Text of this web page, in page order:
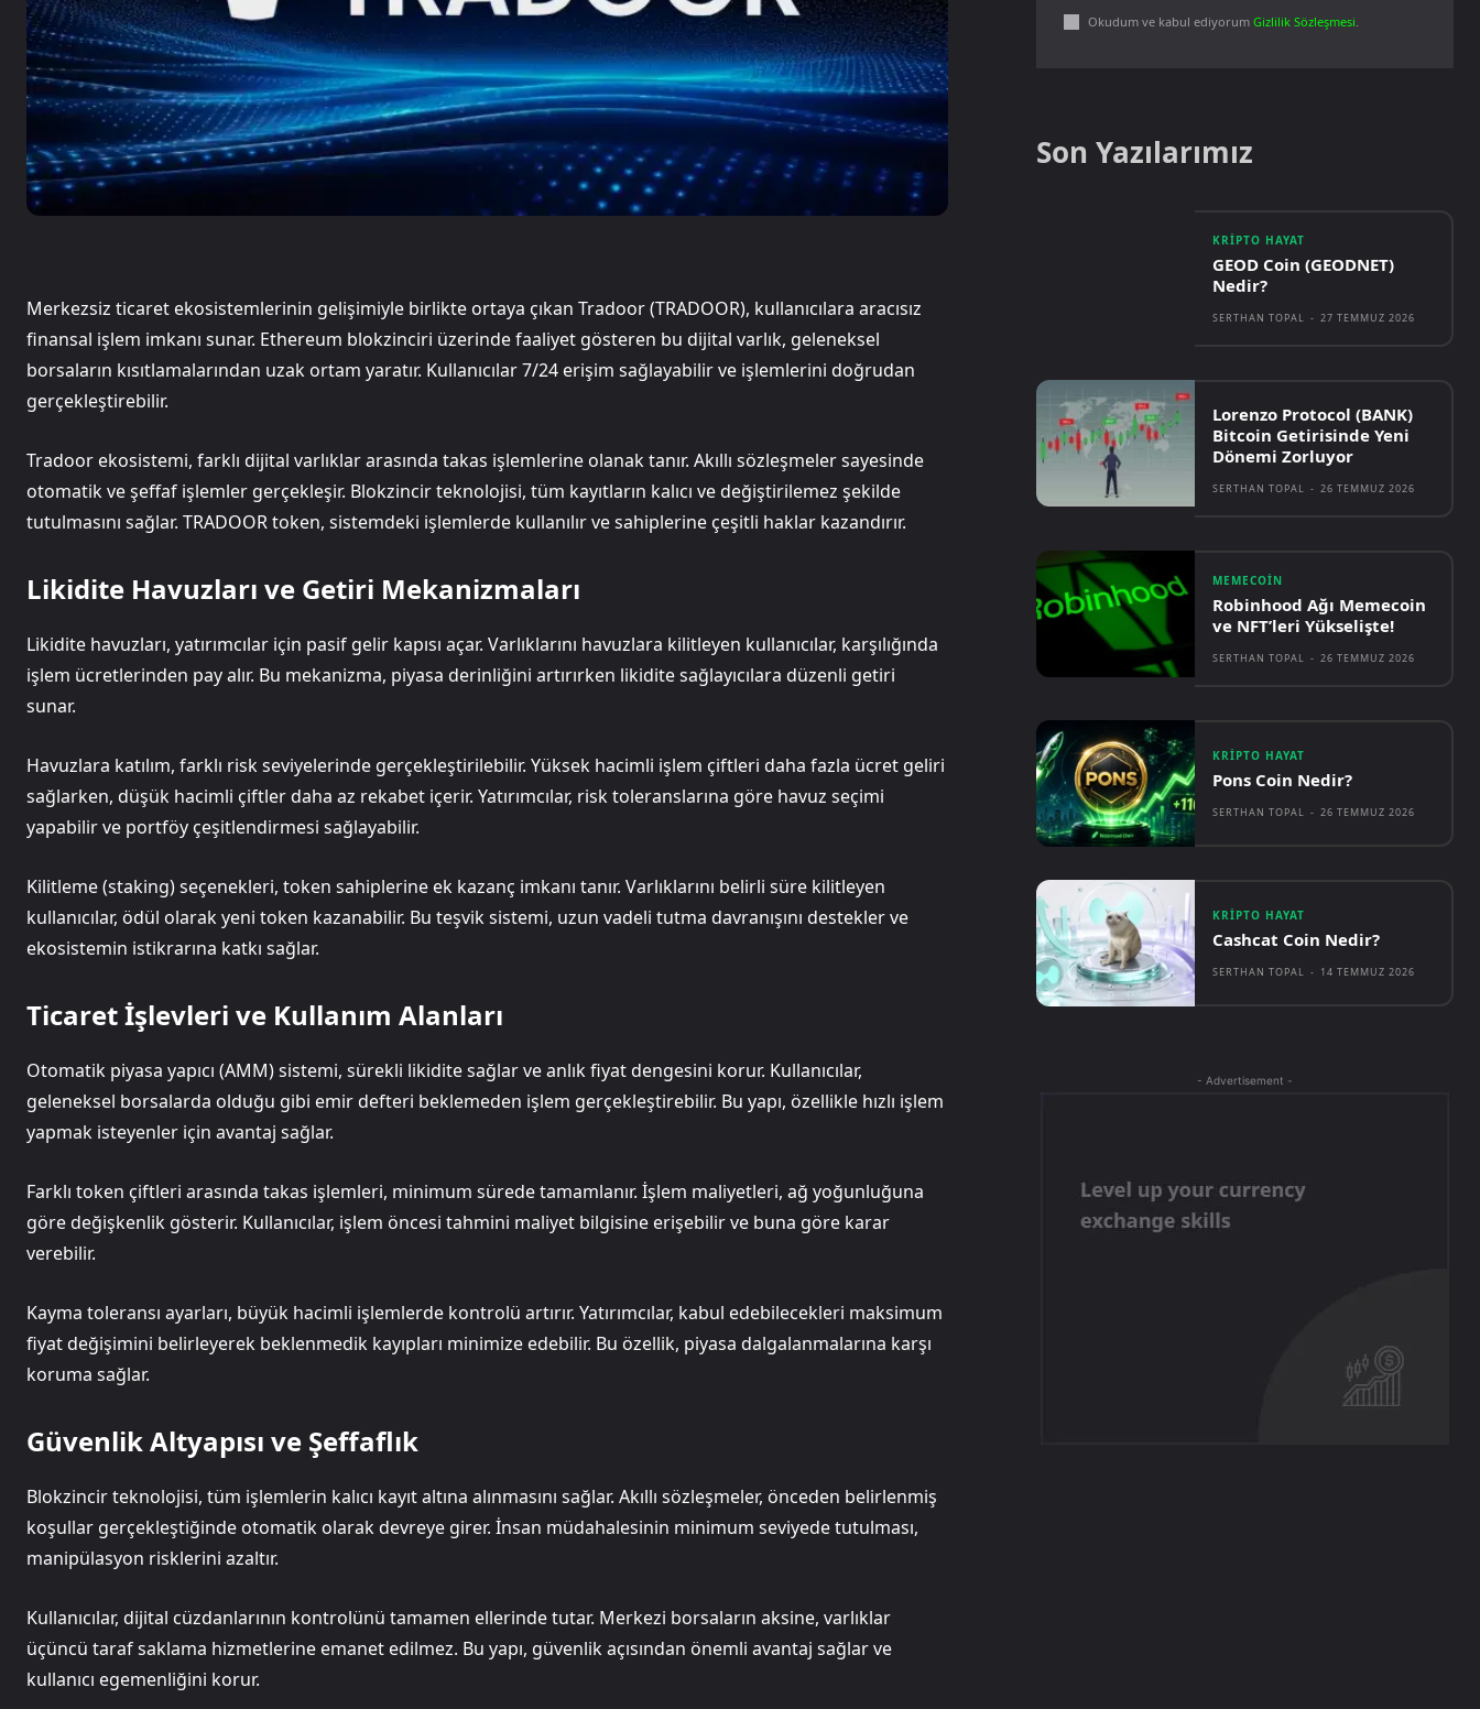
Merkezsiz ticaret ekosistemlerinin gelişimiyle birlikte ortaya çıkan Tradoor (TRADOOR), kullanıcılara aracısız
finansal işlem imkanı sunar. Ethereum blokzinciri üzerinde faaliyet gösteren bu dijital varlık, geleneksel
borsaların kısıtlamalarından uzak ortam yaratır. Kullanıcılar 7/24 erişim sağlayabilir ve işlemlerini doğrudan
gerçekleştirebilir.
Tradoor ekosistemi, farklı dijital varlıklar arasında takas işlemlerine olanak tanır. Akıllı sözleşmeler sayesinde
otomatik ve şeffaf işlemler gerçekleşir. Blokzincir teknolojisi, tüm kayıtların kalıcı ve değiştirilemez şekilde
tutulmasını sağlar. TRADOOR token, sistemdeki işlemlerde kullanılır ve sahiplerine çeşitli haklar kazandırır.
Likidite Havuzları ve Getiri Mekanizmaları
Likidite havuzları, yatırımcılar için pasif gelir kapısı açar. Varlıklarını havuzlara kilitleyen kullanıcılar, karşılığında
işlem ücretlerinden pay alır. Bu mekanizma, piyasa derinliğini artırırken likidite sağlayıcılara düzenli getiri
sunar.
Havuzlara katılım, farklı risk seviyelerinde gerçekleştirilebilir. Yüksek hacimli işlem çiftleri daha fazla ücret geliri
sağlarken, düşük hacimli çiftler daha az rekabet içerir. Yatırımcılar, risk toleranslarına göre havuz seçimi
yapabilir ve portföy çeşitlendirmesi sağlayabilir.
Kilitleme (staking) seçenekleri, token sahiplerine ek kazanç imkanı tanır. Varlıklarını belirli süre kilitleyen
kullanıcılar, ödül olarak yeni token kazanabilir. Bu teşvik sistemi, uzun vadeli tutma davranışını destekler ve
ekosistemin istikrarına katkı sağlar.
Ticaret İşlevleri ve Kullanım Alanları
Otomatik piyasa yapıcı (AMM) sistemi, sürekli likidite sağlar ve anlık fiyat dengesini korur. Kullanıcılar,
geleneksel borsalarda olduğu gibi emir defteri beklemeden işlem gerçekleştirebilir. Bu yapı, özellikle hızlı işlem
yapmak isteyenler için avantaj sağlar.
Farklı token çiftleri arasında takas işlemleri, minimum sürede tamamlanır. İşlem maliyetleri, ağ yoğunluğuna
göre değişkenlik gösterir. Kullanıcılar, işlem öncesi tahmini maliyet bilgisine erişebilir ve buna göre karar
verebilir.
Kayma toleransı ayarları, büyük hacimli işlemlerde kontrolü artırır. Yatırımcılar, kabul edebilecekleri maksimum
fiyat değişimini belirleyerek beklenmedik kayıpları minimize edebilir. Bu özellik, piyasa dalgalanmalarına karşı
koruma sağlar.
Güvenlik Altyapısı ve Şeffaflık
Blokzincir teknolojisi, tüm işlemlerin kalıcı kayıt altına alınmasını sağlar. Akıllı sözleşmeler, önceden belirlenmiş
koşullar gerçekleştiğinde otomatik olarak devreye girer. İnsan müdahalesinin minimum seviyede tutulması,
manipülasyon risklerini azaltır.
Kullanıcılar, dijital cüzdanlarının kontrolünü tamamen ellerinde tutar. Merkezi borsaların aksine, varlıklar
üçüncü taraf saklama hizmetlerine emanet edilmez. Bu yapı, güvenlik açısından önemli avantaj sağlar ve
kullanıcı egemenliğini korur.
Okudum ve kabul ediyorumGizlilik Sözleşmesi.
Son Yazılarımız
KRIPTO HAYAT
GEOD Coin (GEODNET)
Nedir?
SERTHAN TOPAL - 27 TEMMUZ 2026
Lorenzo Protocol (BANK)
Bitcoin Getirisinde Yeni
Dönemi Zorluyor
SERTHAN TOPAL - 26 TEMMUZ 2026
MEMECOIN
Robinhood Ağı Memecoin
ve NFT’leri Yükselişte!
SERTHAN TOPAL - 26 TEMMUZ 2026
KRIPTO HAYAT
Pons Coin Nedir?
SERTHAN TOPAL - 26 TEMMUZ 2026
KRIPTO HAYAT
Cashcat Coin Nedir?
SERTHAN TOPAL - 14 TEMMUZ 2026
- Advertisement -